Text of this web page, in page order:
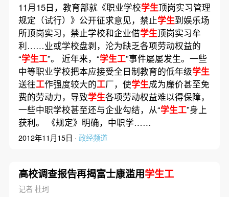
11月15日，教育部就《职业学校学生顶岗实习管理
规定（试行）》公开征求意见，禁止学生到娱乐场
所顶岗实习，禁止学校和企业借学生顶岗实习牟
利……业或学校盘剥，沦为缺乏各项劳动权益的
“学生工”。 近年来，“学生工”事件屡屡发生。一些
中等职业学校把本应接受全日制教育的低年级学生
送往工作强度较大的工厂，使学生成为廉价甚至免
费的劳动力，导致学生各项劳动权益难以得保障，
一些中职学校甚至还与企业勾结，从“学生工”身上
获利。 《规定》明确，中职学……
2012年11月15日 · 政经频道
高校调查报告再揭富士康滥用学生工
记者 杜珂